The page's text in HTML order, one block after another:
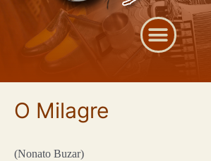
O Milagre
(Nonato Buzar)